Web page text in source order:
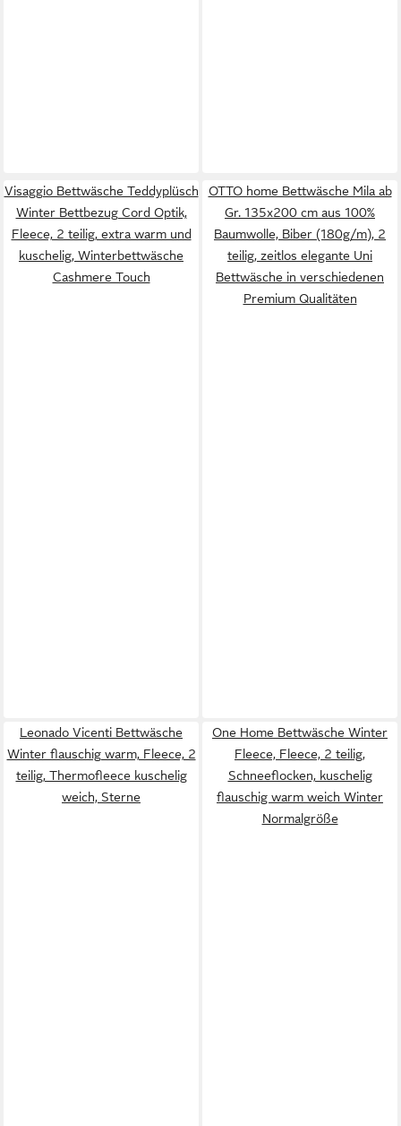
Visaggio Bettwäsche Teddyplüsch
Winter Bettbezug Cord Optik,
Fleece, 2 teilig, extra warm und
kuschelig, Winterbettwäsche
Cashmere Touch
OTTO home Bettwäsche Mila ab
Gr. 135x200 cm aus 100%
Baumwolle, Biber (180g/m), 2
teilig, zeitlos elegante Uni
Bettwäsche in verschiedenen
Premium Qualitäten
Leonado Vicenti Bettwäsche
Winter flauschig warm, Fleece, 2
teilig, Thermofleece kuschelig
weich, Sterne
One Home Bettwäsche Winter
Fleece, Fleece, 2 teilig,
Schneeflocken, kuschelig
flauschig warm weich Winter
Normalgröße